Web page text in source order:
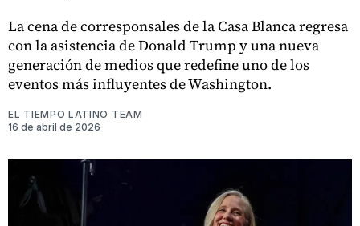
La cena de corresponsales de la Casa Blanca regresa
con la asistencia de Donald Trump y una nueva
generación de medios que redefine uno de los
eventos más influyentes de Washington.
EL TIEMPO LATINO TEAM
16 de abril de 2026